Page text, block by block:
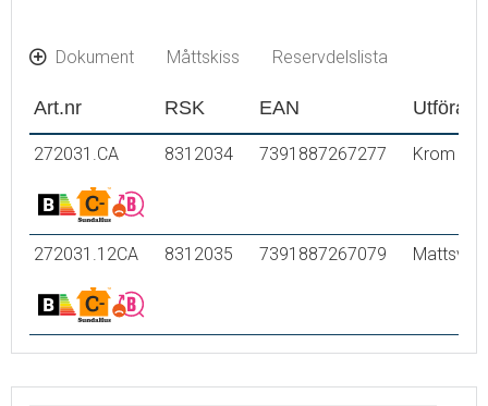
Dokument Måttskiss Reservdelslista
Art.nr RSK EAN
272031.CA 8312034 7391887267277 Krom
272031.12CA 8312035 7391887267079 Mattsvart